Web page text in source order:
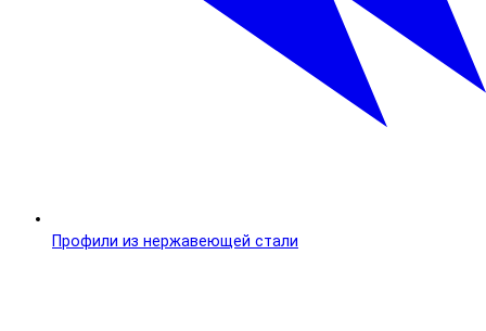
Профили из нержавеющей стали